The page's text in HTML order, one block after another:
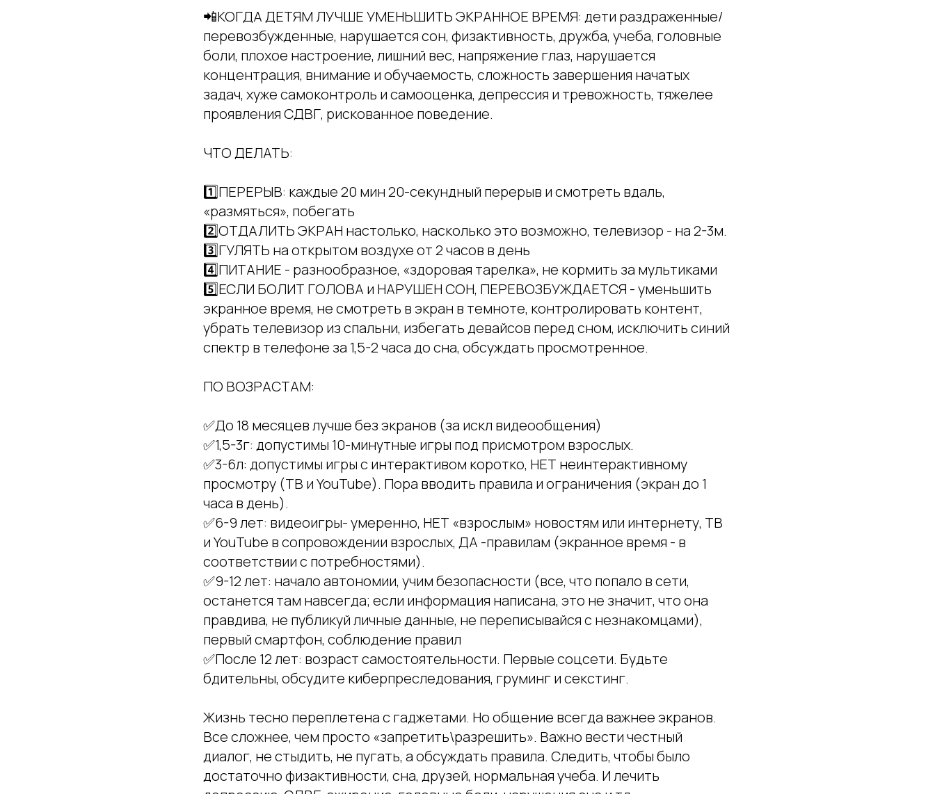
📲КОГДА ДЕТЯМ ЛУЧШЕ УМЕНЬШИТЬ ЭКРАННОЕ ВРЕМЯ: дети раздраженные/
перевозбужденные, нарушается сон, физактивность, дружба, учеба, головные
боли, плохое настроение, лишний вес, напряжение глаз, нарушается
концентрация, внимание и обучаемость, сложность завершения начатых
задач, хуже самоконтроль и самооценка, депрессия и тревожность, тяжелее
проявления СДВГ, рискованное поведение.
ЧТО ДЕЛАТЬ:
1️⃣ПЕРЕРЫВ: каждые 20 мин 20-секундный перерыв и смотреть вдаль,
«размяться», побегать
2️⃣ОТДАЛИТЬ ЭКРАН настолько, насколько это возможно, телевизор - на 2-3м.
3️⃣ГУЛЯТЬ на открытом воздухе от 2 часов в день
4️⃣ПИТАНИЕ - разнообразное, «здоровая тарелка», не кормить за мультиками
5️⃣ЕСЛИ БОЛИТ ГОЛОВА и НАРУШЕН СОН, ПЕРЕВОЗБУЖДАЕТСЯ - уменьшить
экранное время, не смотреть в экран в темноте, контролировать контент,
убрать телевизор из спальни, избегать девайсов перед сном, исключить синий
спектр в телефоне за 1,5-2 часа до сна, обсуждать просмотренное.
ПО ВОЗРАСТАМ:
✅До 18 месяцев лучше без экранов (за искл видеообщения)
✅1,5-3г: допустимы 10-минутные игры под присмотром взрослых.
✅3-6л: допустимы игры с интерактивом коротко, НЕТ неинтерактивному
просмотру (ТВ и YouTube). Пора вводить правила и ограничения (экран до 1
часа в день).
✅6-9 лет: видеоигры- умеренно, НЕТ «взрослым» новостям или интернету, ТВ
и YouTube в сопровождении взрослых, ДА -правилам (экранное время - в
соответствии с потребностями).
✅9-12 лет: начало автономии, учим безопасности (все, что попало в сети,
останется там навсегда; если информация написана, это не значит, что она
правдива, не публикуй личные данные, не переписывайся с незнакомцами),
первый смартфон, соблюдение правил
✅После 12 лет: возраст самостоятельности. Первые соцсети. Будьте
бдительны, обсудите киберпреследования, груминг и секстинг.
Жизнь тесно переплетена с гаджетами. Но общение всегда важнее экранов.
Все сложнее, чем просто «запретить\разрешить». Важно вести честный
диалог, не стыдить, не пугать, а обсуждать правила. Следить, чтобы было
достаточно физактивности, сна, друзей, нормальная учеба. И лечить